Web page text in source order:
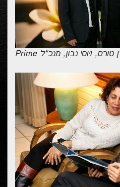
יהושע וידהורן, מנכ"ל גולדן טורס, ויוסי נבון, מנכ"ל Prime